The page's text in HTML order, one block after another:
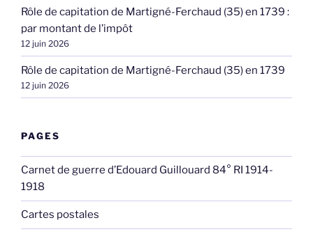
Rôle de capitation de Martigné-Ferchaud (35) en 1739 :
par montant de l’impôt
12 juin 2026
Rôle de capitation de Martigné-Ferchaud (35) en 1739
12 juin 2026
PAGES
Carnet de guerre d’Edouard Guillouard 84° RI 1914-
1918
Cartes postales